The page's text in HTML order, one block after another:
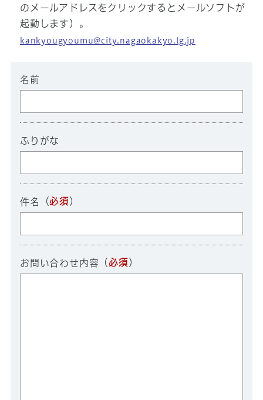
のメールアドレスをクリックするとメールソフトが
起動します）。
kankyougyoumu@city.nagaokakyo.lg.jp
名前
ふりがな
件名 （必須 ）
お問い合わせ内容 （必須 ）